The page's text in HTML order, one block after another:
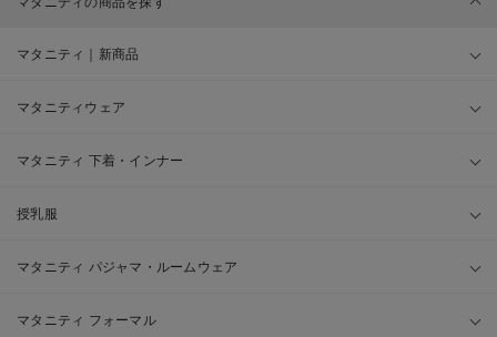
マタニティ｜新商品
マタニティウェア
マタニティ 下着・インナー
授乳服
マタニティ パジャマ・ルームウェア
マタニティ フォーマル